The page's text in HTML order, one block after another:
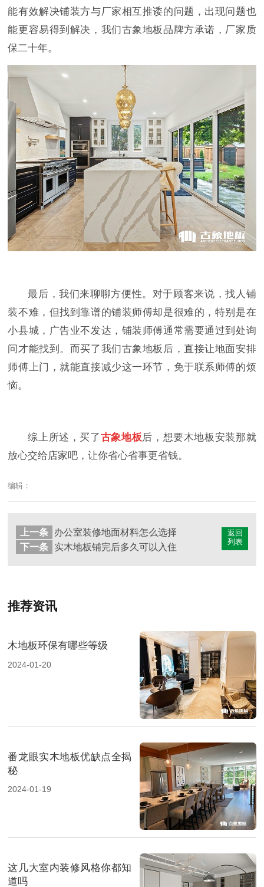
能有效解决铺装方与厂家相互推诿的问题，出现问题也
能更容易得到解决，我们古象地板品牌方承诺，厂家质
保二十年。
最后，我们来聊聊方便性。对于顾客来说，找人铺
装不难，但找到靠谱的铺装师傅却是很难的，特别是在
小县城，广告业不发达，铺装师傅通常需要通过到处询
问才能找到。而买了我们古象地板后，直接让地面安排
师傅上门，就能直接减少这一环节，免于联系师傅的烦
恼。
综上所述，买了古象地板后，想要木地板安装那就
放心交给店家吧，让你省心省事更省钱。
编辑：
返回
列表
上一条
办公室装修地面材料怎么选择
下一条
实木地板铺完后多久可以入住
推荐资讯
木地板环保有哪些等级
2024-01-20
番龙眼实木地板优缺点全揭
秘
2024-01-19
这几大室内装修风格你都知
道吗